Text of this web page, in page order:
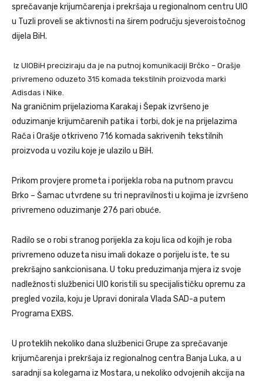
sprečavanje krijumčarenja i prekršaja u regionalnom centru UIO
u Tuzli proveli se aktivnosti na širem području sjeveroistočnog
dijela BiH.
Iz UIOBiH preciziraju da je na putnoj komunikaciji Brčko – Orašje
privremeno oduzeto 315 komada tekstilnih proizvoda marki
Adisdas i Nike.
Na graničnim prijelazioma Karakaj i Šepak izvršeno je
oduzimanje krijumčarenih patika i torbi, dok je na prijelazima
Rača i Orašje otkriveno 716 komada sakrivenih tekstilnih
proizvoda u vozilu koje je ulazilo u BiH.
Prikom provjere prometa i porijekla roba na putnom pravcu
Brko – Šamac utvrđene su tri nepravilnosti u kojima je izvršeno
privremeno oduzimanje 276 pari obuće.
Radilo se o robi stranog porijekla za koju lica od kojih je roba
privremeno oduzeta nisu imali dokaze o porijelu iste, te su
prekršajno sankcionisana. U toku preduzimanja mjera iz svoje
nadležnosti službenici UIO koristili su specijalističku opremu za
pregled vozila, koju je Upravi donirala Vlada SAD-a putem
Programa EXBS.
U proteklih nekoliko dana službenici Grupe za sprečavanje
krijumčarenja i prekršaja iz regionalnog centra Banja Luka, a u
saradnji sa kolegama iz Mostara, u nekoliko odvojenih akcija na